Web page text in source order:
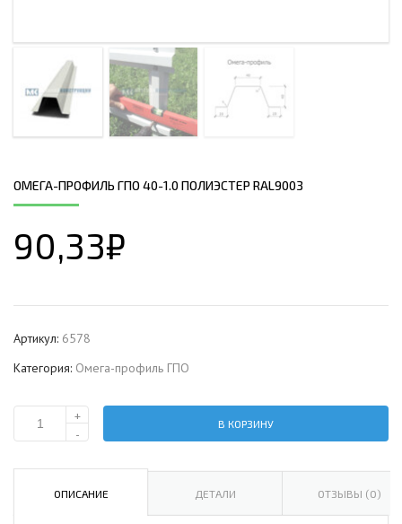
ОМЕГА-ПРОФИЛЬ ГПО 40-1.0 ПОЛИЭСТЕР RAL9003
90,33₽
Артикул: 6578
Категория: Омега-профиль ГПО
Количество
профиль
+
-
В КОРЗИНУ
ОПИСАНИЕ ДЕТАЛИ ОТЗЫВЫ (0)